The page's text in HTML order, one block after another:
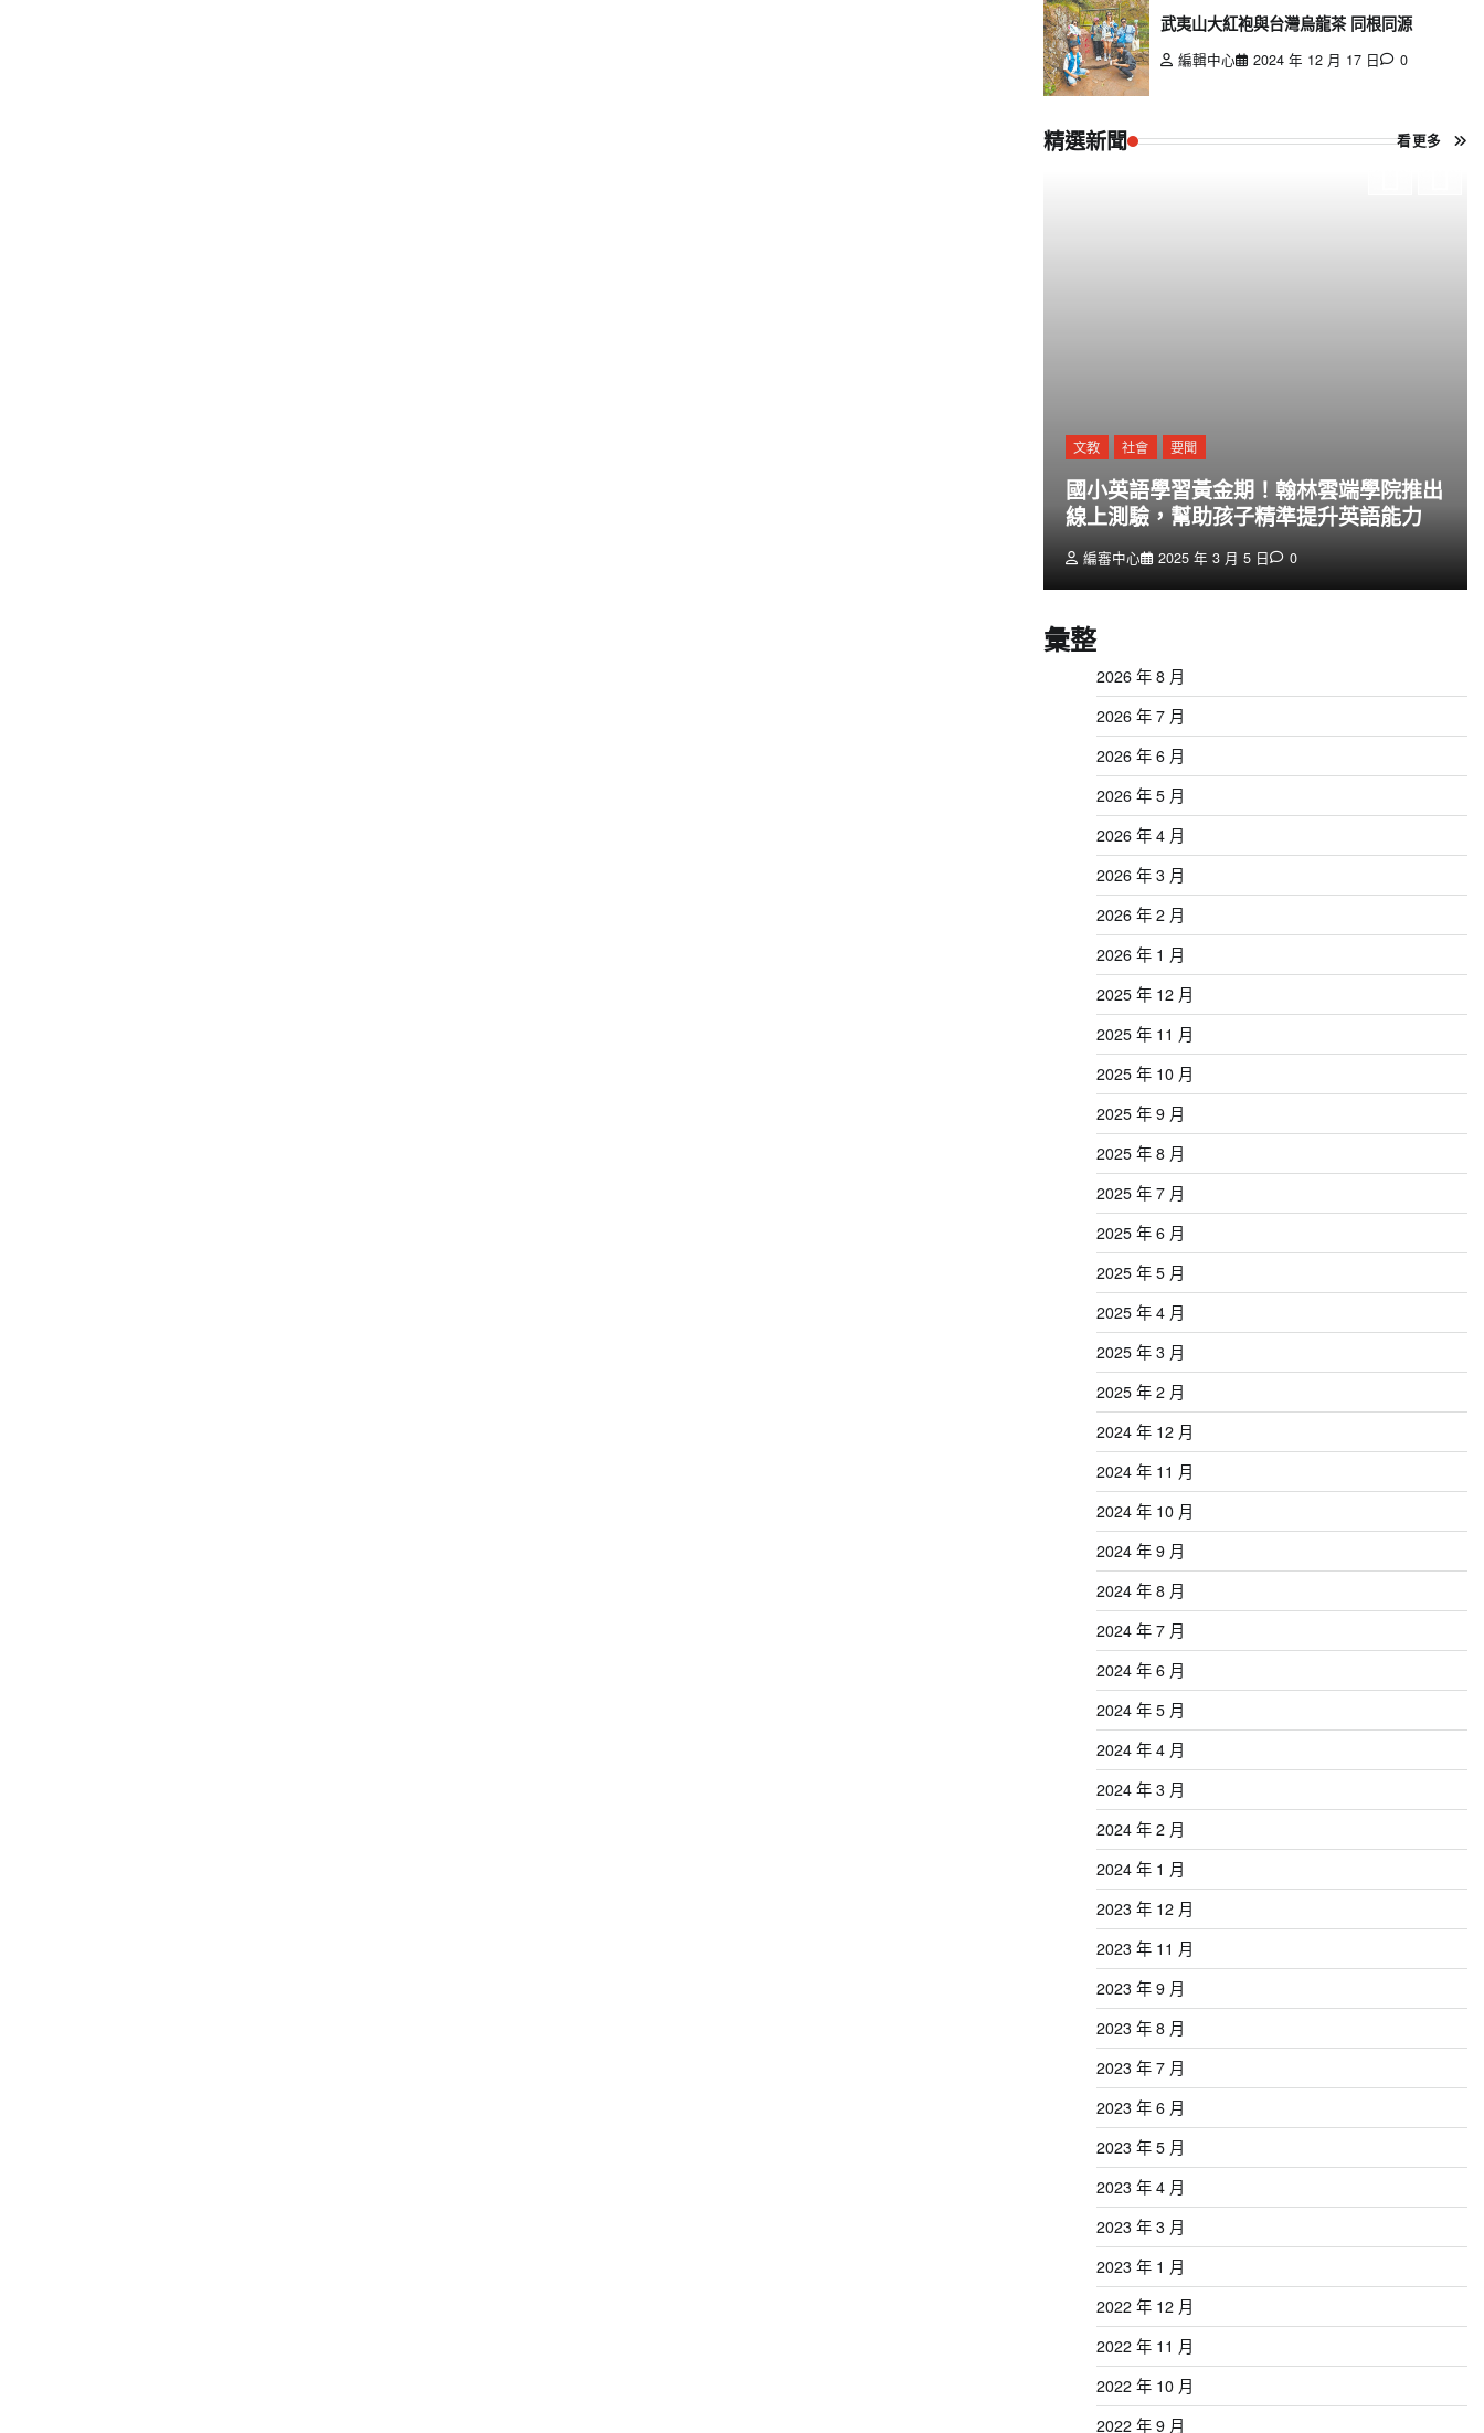
武夷山大紅袍與台灣烏龍茶 同根同源
編輯中心 2024 年 12 月 17 日 0
精選新聞 看更多
文教 社會 要聞
國小英語學習黃金期！翰林雲端學院推出
線上測驗，幫助孩子精準提升英語能力
編審中心 2025 年 3 月 5 日 0
彙整
2026 年 8 月
2026 年 7 月
2026 年 6 月
2026 年 5 月
2026 年 4 月
2026 年 3 月
2026 年 2 月
2026 年 1 月
2025 年 12 月
2025 年 11 月
2025 年 10 月
2025 年 9 月
2025 年 8 月
2025 年 7 月
2025 年 6 月
2025 年 5 月
2025 年 4 月
2025 年 3 月
2025 年 2 月
2024 年 12 月
2024 年 11 月
2024 年 10 月
2024 年 9 月
2024 年 8 月
2024 年 7 月
2024 年 6 月
2024 年 5 月
2024 年 4 月
2024 年 3 月
2024 年 2 月
2024 年 1 月
2023 年 12 月
2023 年 11 月
2023 年 9 月
2023 年 8 月
2023 年 7 月
2023 年 6 月
2023 年 5 月
2023 年 4 月
2023 年 3 月
2023 年 1 月
2022 年 12 月
2022 年 11 月
2022 年 10 月
2022 年 9 月